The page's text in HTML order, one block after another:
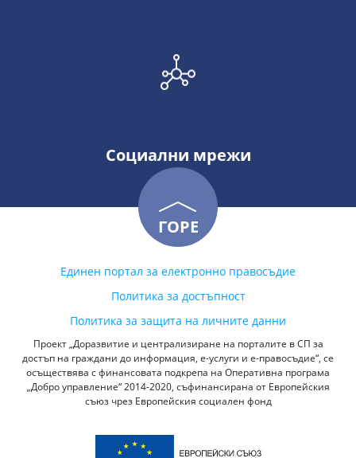
Социални мрежи
ГОРЕ
Единен портал за електронно правосъдие
Политика за достъпност
Политика за защита на личните данни
Проект „Доразвитие и централизиране на порталите в СП за
достъп на граждани до информация, е-услуги и е-правосъдие“, се
осъществява с финансовата подкрепа на Оперативна програма
„Добро управление“ 2014-2020, съфинансирана от Европейския
съюз чрез Европейския социален фонд